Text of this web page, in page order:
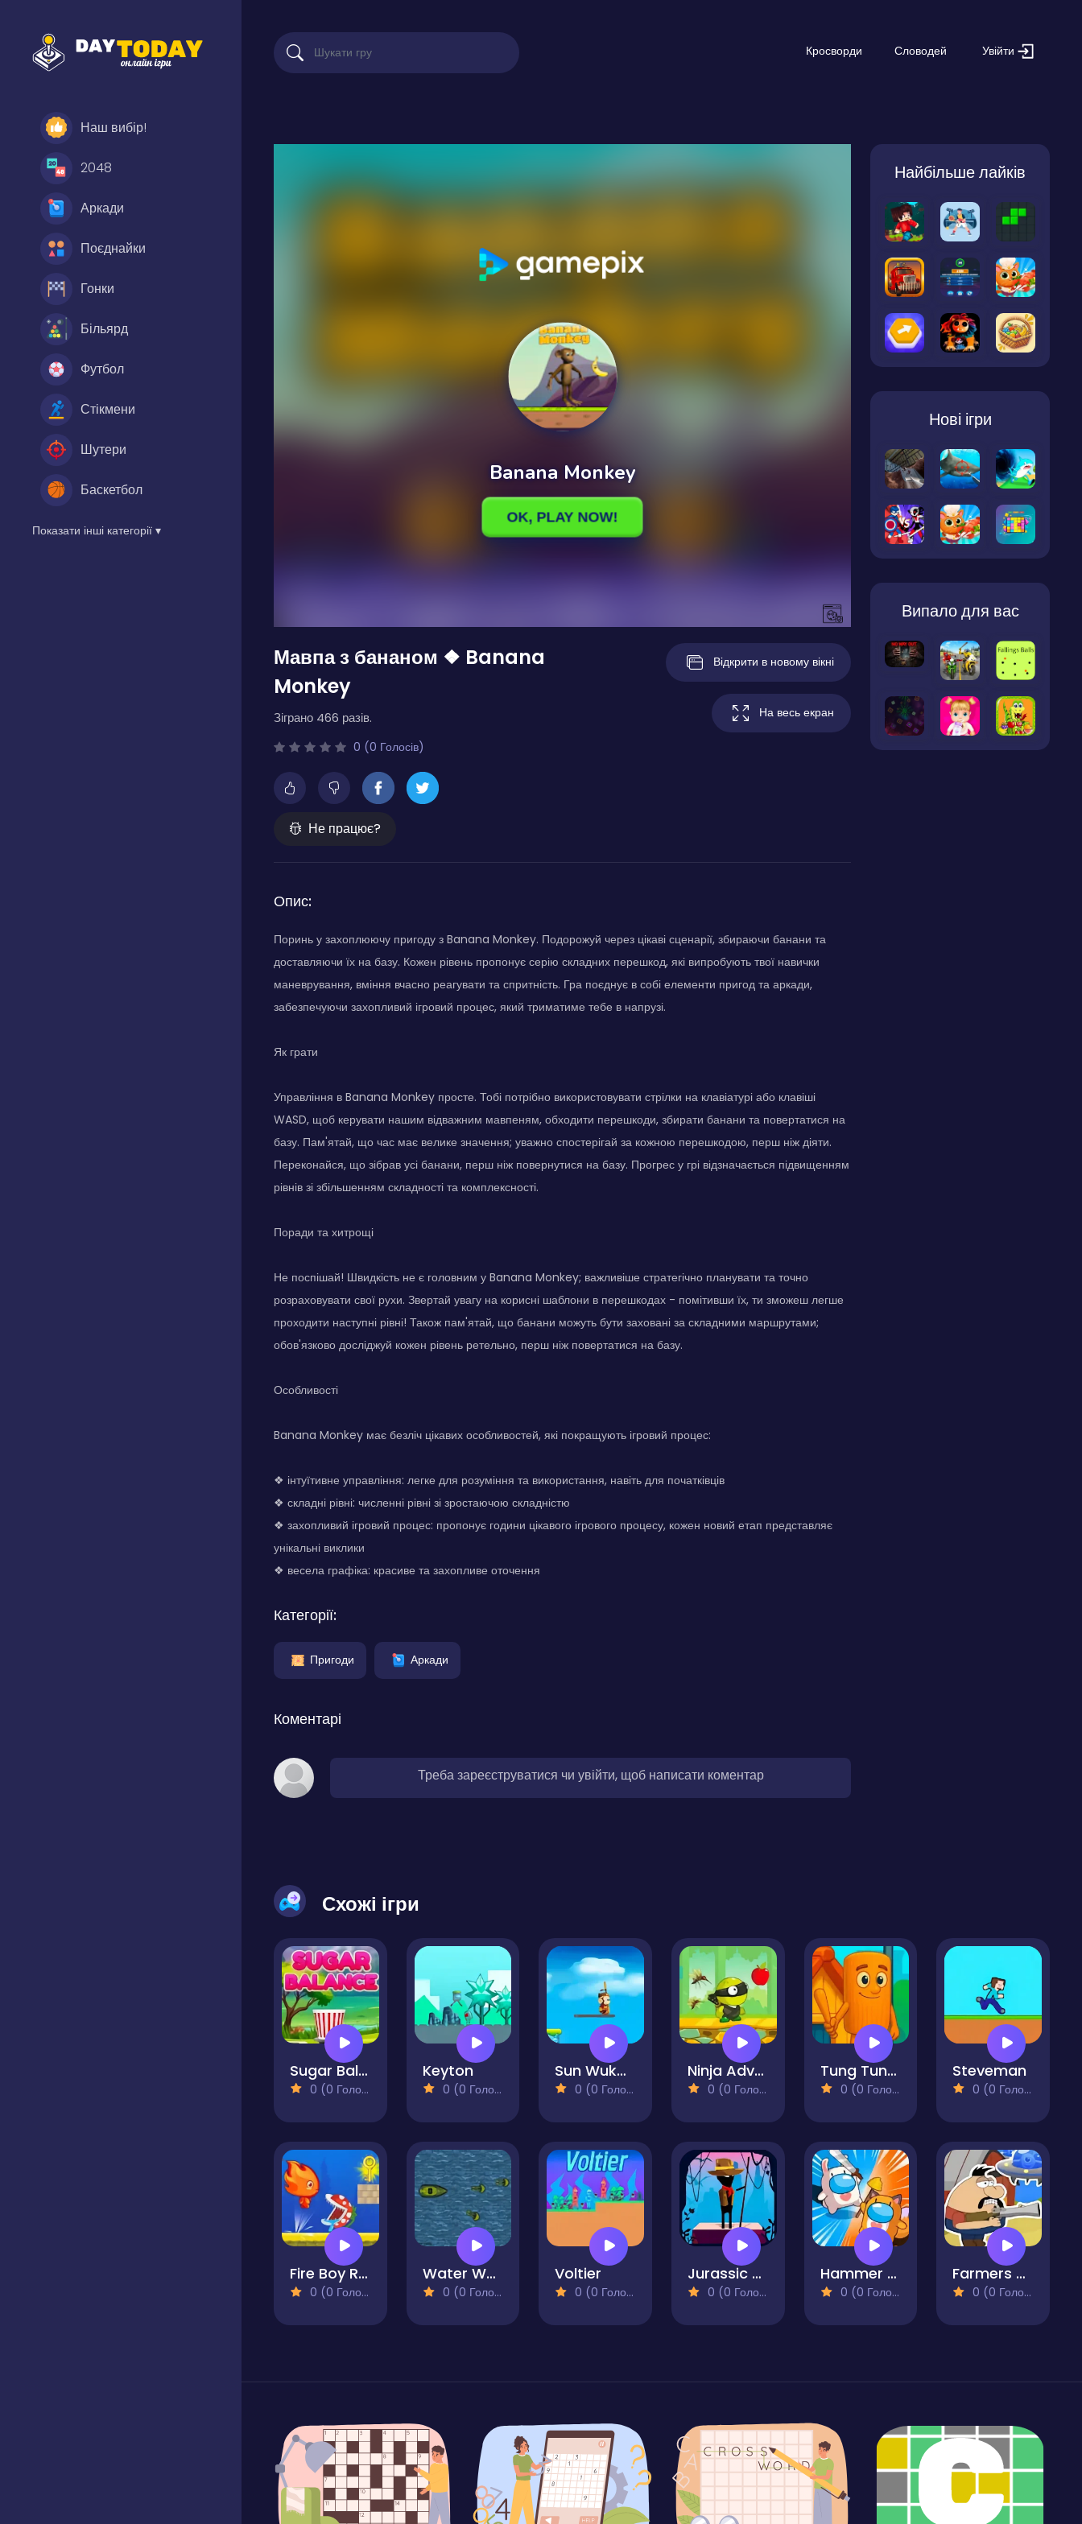
Наш вибір!
2048
Аркади
Поєднайки
Гонки
Більярд
Футбол
Стікмени
Шутери
Баскетбол
Показати інші категорії ▾
Кросворди Словодей Увійти
Мавпа з бананом ❖ Banana
Monkey
Зіграно 466 разів.
0 (0 Голосів)
Не працює?
Відкрити в новому вікні
На весь екран
Опис:
Поринь у захоплюючу пригоду з Banana Monkey. Подорожуй через цікаві сценарії, збираючи банани та
доставляючи їх на базу. Кожен рівень пропонує серію складних перешкод, які випробують твої навички
маневрування, вміння вчасно реагувати та спритність. Гра поєднує в собі елементи пригод та аркади,
забезпечуючи захопливий ігровий процес, який триматиме тебе в напрузі.
Як грати
Управління в Banana Monkey просте. Тобі потрібно використовувати стрілки на клавіатурі або клавіші
WASD, щоб керувати нашим відважним мавпеням, обходити перешкоди, збирати банани та повертатися на
базу. Пам'ятай, що час має велике значення; уважно спостерігай за кожною перешкодою, перш ніж діяти.
Переконайся, що зібрав усі банани, перш ніж повернутися на базу. Прогрес у грі відзначається підвищенням
рівнів зі збільшенням складності та комплексності.
Поради та хитрощі
Не поспішай! Швидкість не є головним у Banana Monkey; важливіше стратегічно планувати та точно
розраховувати свої рухи. Звертай увагу на корисні шаблони в перешкодах - помітивши їх, ти зможеш легше
проходити наступні рівні! Також пам'ятай, що банани можуть бути заховані за складними маршрутами;
обов'язково досліджуй кожен рівень ретельно, перш ніж повертатися на базу.
Особливості
Banana Monkey має безліч цікавих особливостей, які покращують ігровий процес:
❖ інтуїтивне управління: легке для розуміння та використання, навіть для початківців
❖ складні рівні: численні рівні зі зростаючою складністю
❖ захопливий ігровий процес: пропонує години цікавого ігрового процесу, кожен новий етап представляє
унікальні виклики
❖ весела графіка: красиве та захопливе оточення
Категорії:
Пригоди Аркади
Коментарі
Треба зареєструватися чи увійти, щоб написати коментар
Найбільше лайків
Нові ігри
Випало для вас
Схожі ігри
Sugar Balance
0 (0 Голосів)
Keyton
0 (0 Голосів)
Sun Wukong
0 (0 Голосів)
Ninja Adventure Game
0 (0 Голосів)
Tung Tung Sahur Big Stick
0 (0 Голосів)
Steveman
0 (0 Голосів)
Fire Boy Run Adventure
0 (0 Голосів)
Water Warfare
0 (0 Голосів)
Voltier
0 (0 Голосів)
Jurassic Run
0 (0 Голосів)
Hammer Master io
0 (0 Голосів)
Farmers vs Aliens
0 (0 Голосів)